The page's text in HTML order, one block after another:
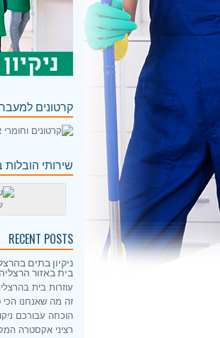
קרטונים
שירותי הובלות
RECENT POSTS
ניקיון בתים
בית באזור
עוזרות בית
זה מה שאנחנו הכי
הוכחה עבורכם
רציני אקסטרה